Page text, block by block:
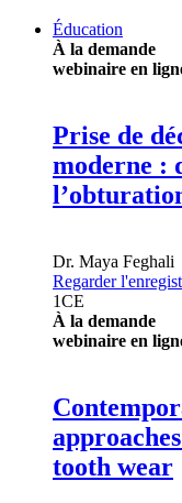
Éducation
À la demande
webinaire en
Prise de
moderne :
Dr. Maya Feghali
Regarder
1CE
À la demande
webinaire en
tooth wear